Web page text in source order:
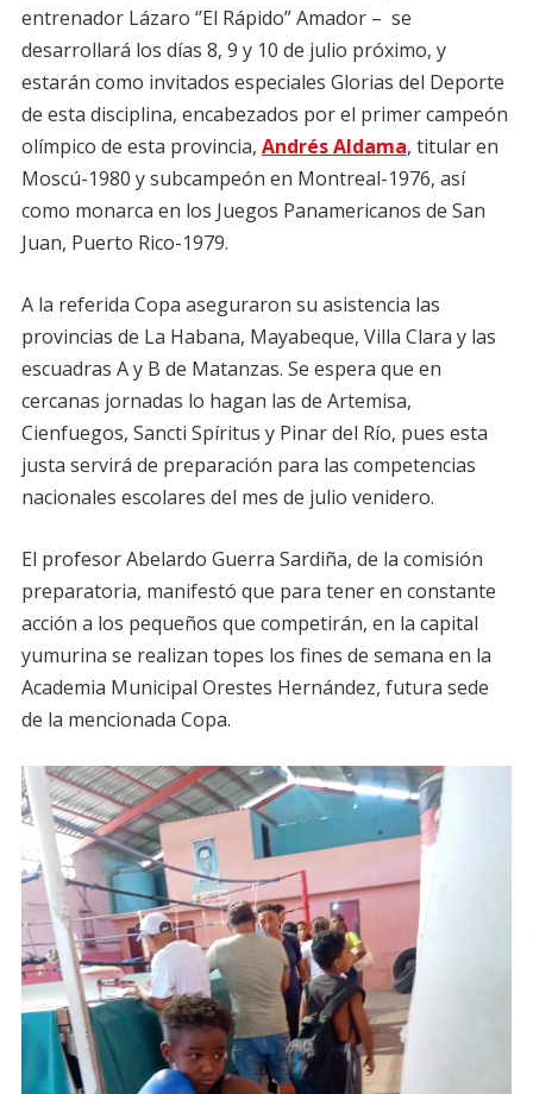
entrenador Lázaro ‘’El Rápido” Amador – se
desarrollará los días 8, 9 y 10 de julio próximo, y
estarán como invitados especiales Glorias del Deporte
de esta disciplina, encabezados por el primer campeón
olímpico de esta provincia, Andrés Aldama, titular en
Moscú-1980 y subcampeón en Montreal-1976, así
como monarca en los Juegos Panamericanos de San
Juan, Puerto Rico-1979.
A la referida Copa aseguraron su asistencia las
provincias de La Habana, Mayabeque, Villa Clara y las
escuadras A y B de Matanzas. Se espera que en
cercanas jornadas lo hagan las de Artemisa,
Cienfuegos, Sancti Spíritus y Pinar del Río, pues esta
justa servirá de preparación para las competencias
nacionales escolares del mes de julio venidero.
El profesor Abelardo Guerra Sardiña, de la comisión
preparatoria, manifestó que para tener en constante
acción a los pequeños que competirán, en la capital
yumurina se realizan topes los fines de semana en la
Academia Municipal Orestes Hernández, futura sede
de la mencionada Copa.